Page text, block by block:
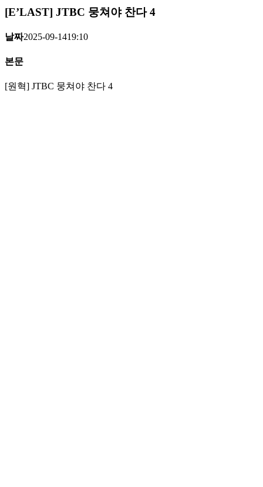
[E’LAST] JTBC 뭉쳐야 찬다 4
날짜2025-09-1419:10
본문
[원혁] JTBC 뭉쳐야 찬다 4